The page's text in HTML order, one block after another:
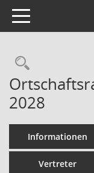
Toggle navigation
2028
Informationen
Vertreter